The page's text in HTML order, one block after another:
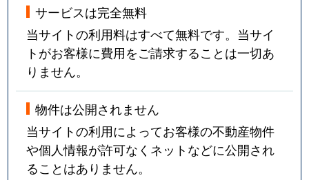
サービスは完全無料
当サイトの利用料はすべて無料です。当サイ
トがお客様に費用をご請求することは一切あ
りません。
物件は公開されません
当サイトの利用によってお客様の不動産物件
や個人情報が許可なくネットなどに公開され
ることはありません。